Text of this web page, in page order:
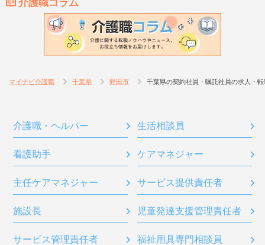
介護職コラム
マイナビ介護職 千葉県 野田市 千葉県の契約社員・嘱託社員の求人・
介護職・ヘルパー 生活相談員
看護助手 ケアマネジャー
主任ケアマネジャー サービス提供責任者
施設長 児童発達支援管理責任者
サービス管理責任者 福祉用具専門相談員